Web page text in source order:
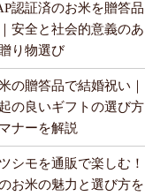
認証済のお米を贈答品
安全と社会的意義のあ
り物選び
の贈答品で結婚祝い｜
の良いギフトの選び方
ナーを解説
シモを通販で楽しむ！
お米の魅力と選び方を